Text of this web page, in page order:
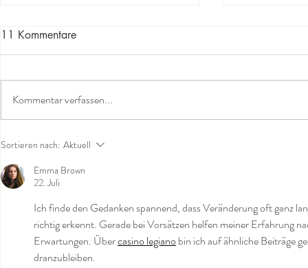
Die Welt in der du bist - der
11 Kommentare
Kommentar verfassen...
Sortieren nach: Aktuell
Emma Brown
22. Juli
Ich finde den Gedanken spannend, dass Veränderung oft ganz
richtig erkennt. Gerade bei Vorsätzen helfen meiner Erfahrung
Erwartungen. Über casino legiano bin ich auf ähnliche Beiträge
dranzubleiben.